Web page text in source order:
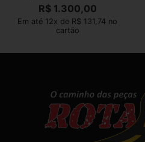
R$1.300,00
Em até 12x de R$ 131,74 no
cartão